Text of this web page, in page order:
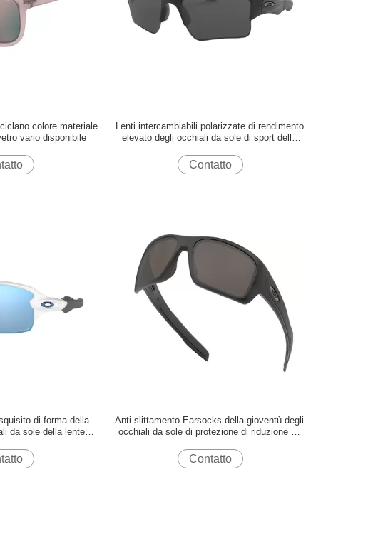
colore materiale
vario disponibile
Lenti intercambiabili polarizzate di rendimento
elevato degli occhiali da sole di sport della
Contatto
di forma della
da sole della lente
Anti slittamento Earsocks della gioventù degli
occhiali da sole di protezione di riduzione uv
Contatto